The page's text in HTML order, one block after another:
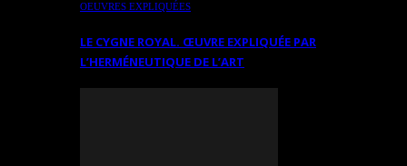
OEUVRES EXPLIQUÉES
LE CYGNE ROYAL. ŒUVRE EXPLIQUÉE PAR
L’HERMÉNEUTIQUE DE L’ART